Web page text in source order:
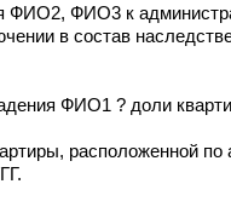
ФИО2, ФИО3 к
в состав
ФИО1 ? доли
расположенной